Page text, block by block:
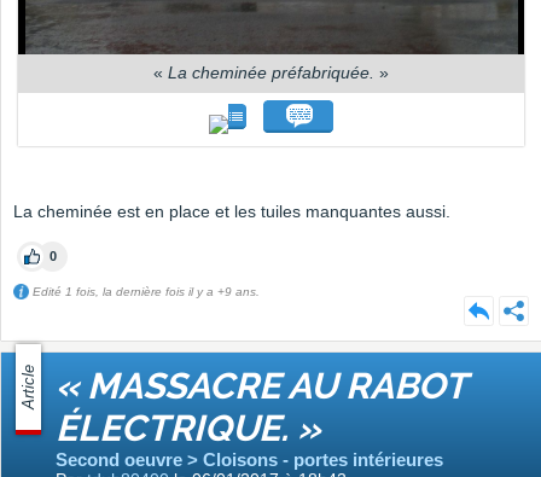
« La cheminée préfabriquée. »
La cheminée est en place et les tuiles manquantes aussi.
0
Edité 1 fois, la dernière fois il y a +9 ans.
Article « MASSACRE AU RABOT
ÉLECTRIQUE. »
Second oeuvre > Cloisons - portes intérieures